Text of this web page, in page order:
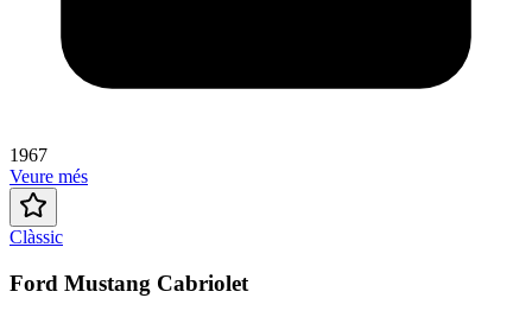
1967
Veure més
Clàssic
Ford Mustang Cabriolet